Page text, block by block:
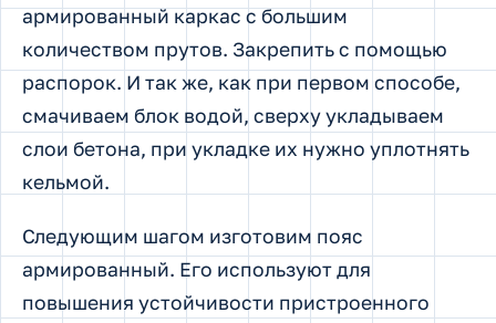
армированный каркас с большим
количеством прутов. Закрепить с помощью
распорок. И так же, как при первом способе,
смачиваем блок водой, сверху укладываем
слои бетона, при укладке их нужно уплотнять
кельмой.
Следующим шагом изготовим пояс
армированный. Его используют для
повышения устойчивости пристроенного